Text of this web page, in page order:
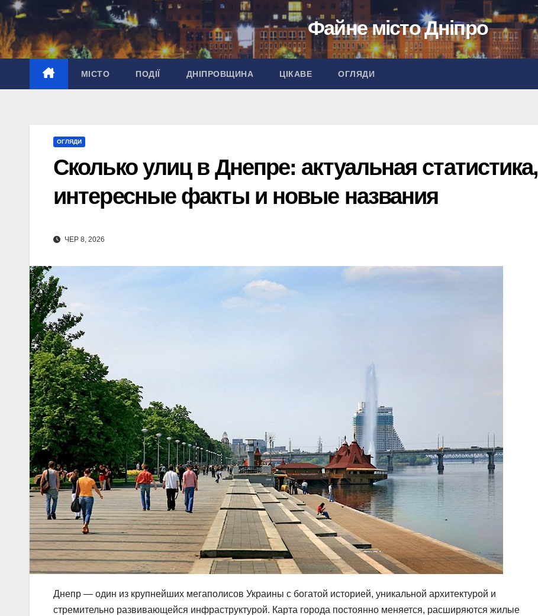
Перейти
до
вмісту
Файне місто Дніпро
МІСТО ПОДІЇ ДНІПРОВЩИНА ЦІКАВЕ ОГЛЯДИ
ОГЛЯДИ
Сколько улиц в Днепре: актуальная статистика,
интересные факты и новые названия
ЧЕР 8, 2026
Днепр — один из крупнейших мегаполисов Украины с богатой историей, уникальной архитектурой и
стремительно развивающейся инфраструктурой. Карта города постоянно меняется, расширяются жилые